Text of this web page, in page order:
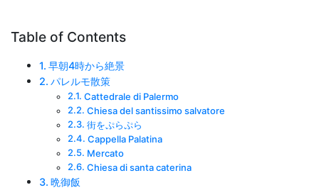
Table of Contents
早朝4時から絶景
パレルモ散策
Cattedrale di Palermo
Chiesa del santissimo salvatore
街をぷらぷら
Cappella Palatina
Mercato
Chiesa di santa caterina
晩御飯